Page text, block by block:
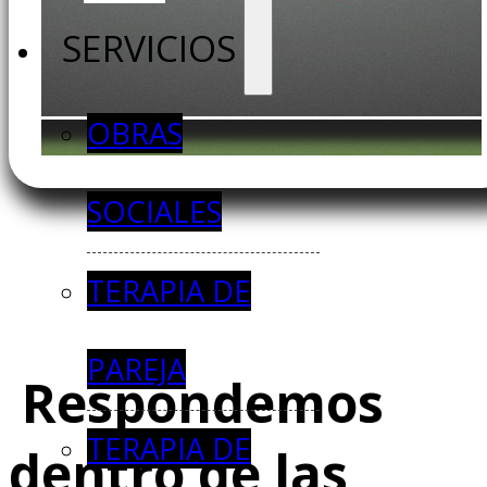
SERVICIOS
OBRAS
SOCIALES
TERAPIA DE
PAREJA
TERAPIA DE
Respondemos